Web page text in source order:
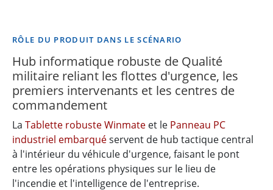
RÔLE DU PRODUIT DANS LE SCÉNARIO
Hub informatique robuste de Qualité
militaire reliant les flottes d'urgence, les
premiers intervenants et les centres de
commandement
La Tablette robuste Winmate et le Panneau PC
industriel embarquéservent de hub tactique central
à l'intérieur du véhicule d'urgence, faisant le pont
entre les opérations physiques sur le lieu de
l'incendie et l'intelligence de l'entreprise.